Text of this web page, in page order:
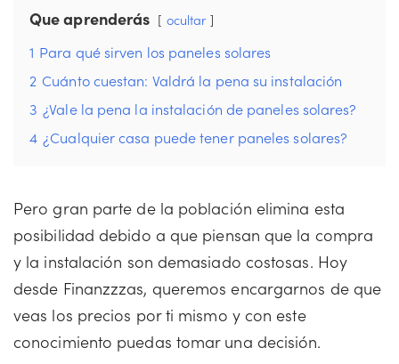
Que aprenderás ocultar
1 Para qué sirven los paneles solares
2 Cuánto cuestan: Valdrá la pena su instalación
3 ¿Vale la pena la instalación de paneles solares?
4 ¿Cualquier casa puede tener paneles solares?
Pero gran parte de la población elimina esta
posibilidad debido a que piensan que la compra
y la instalación son demasiado costosas. Hoy
desde Finanzzzas, queremos encargarnos de que
veas los precios por ti mismo y con este
conocimiento puedas tomar una decisión.